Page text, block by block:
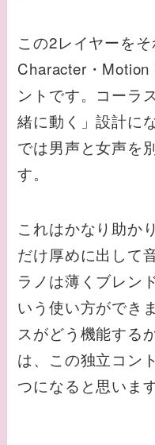
この2レイヤーを
Character・
ントです。コーラ
緒に動く」設計に
では男声と女声を
す。
これはかなり助か
だけ厚めに出して
ラノは薄くブレン
いう使い方ができ
スがどう機能する
は、この独立コン
つになると思います